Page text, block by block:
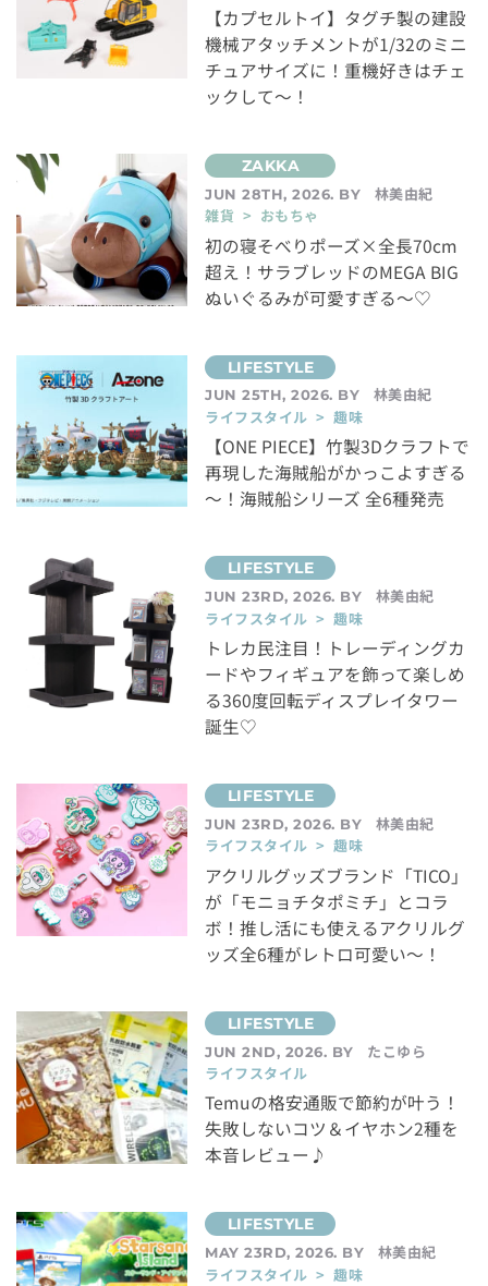
【カプセルトイ】タグチ製の建設
機械アタッチメントが1/32のミニ
チュアサイズに！重機好きはチェ
ックして～！
JUN 28TH, 2026. BY
林美由紀
雑貨 > おもちゃ
初の寝そべりポーズ×全長70cm
超え！サラブレッドのMEGA BIG
ぬいぐるみが可愛すぎる～♡
JUN 25TH, 2026. BY
林美由紀
ライフスタイル > 趣味
【ONE PIECE】竹製3Dクラフトで
再現した海賊船がかっこよすぎる
～！海賊船シリーズ 全6種発売
JUN 23RD, 2026. BY
林美由紀
ライフスタイル > 趣味
トレカ民注目！トレーディングカ
ードやフィギュアを飾って楽しめ
る360度回転ディスプレイタワー
誕生♡
JUN 23RD, 2026. BY
林美由紀
ライフスタイル > 趣味
アクリルグッズブランド「TICO」
が「モニョチタポミチ」とコラ
ボ！推し活にも使えるアクリルグ
ッズ全6種がレトロ可愛い～！
JUN 2ND, 2026. BY
たこゆら
ライフスタイル
Temuの格安通販で節約が叶う！
失敗しないコツ＆イヤホン2種を
本音レビュー♪
MAY 23RD, 2026. BY
林美由紀
ライフスタイル > 趣味